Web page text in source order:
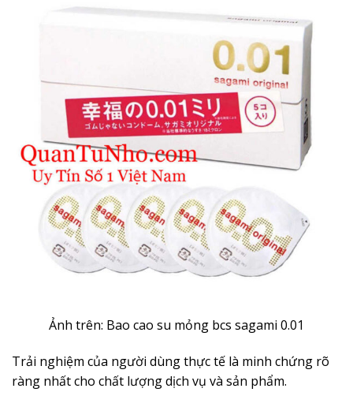
Ảnh trên: Bao cao su mỏng bcs sagami 0.01
Trải nghiệm của người dùng thực tế là minh chứng rõ
ràng nhất cho chất lượng dịch vụ và sản phẩm.